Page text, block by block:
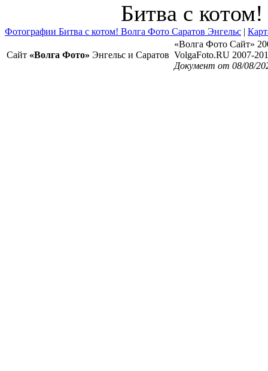
Битва с котом!
Фотографии Битва с котом! Волга Фото Саратов Энгельс |
Сайт «Волга Фото» Энгельс и Саратов
«Волга Фото Сайт»
VolgaFoto.RU 2007-
Документ от 08/08/